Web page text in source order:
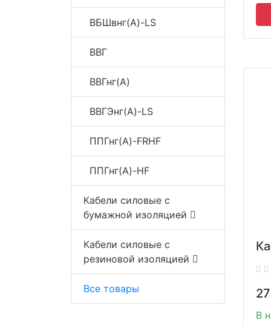
ВБШвнг(A)-LS
ВВГ
ВВГнг(A)
ВВГЭнг(A)-LS
ППГнг(A)-FRHF
ППГнг(A)-HF
Кабели силовые с
бумажной изоляцией
Кабели силовые с
резиновой изоляцией
Все товары 27
В